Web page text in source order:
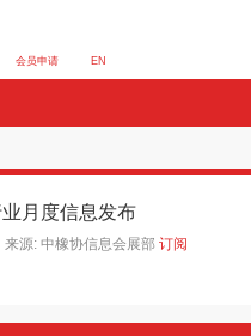
会员申请 EN
业月度信息发布
源: 中橡协信息会展部 订阅